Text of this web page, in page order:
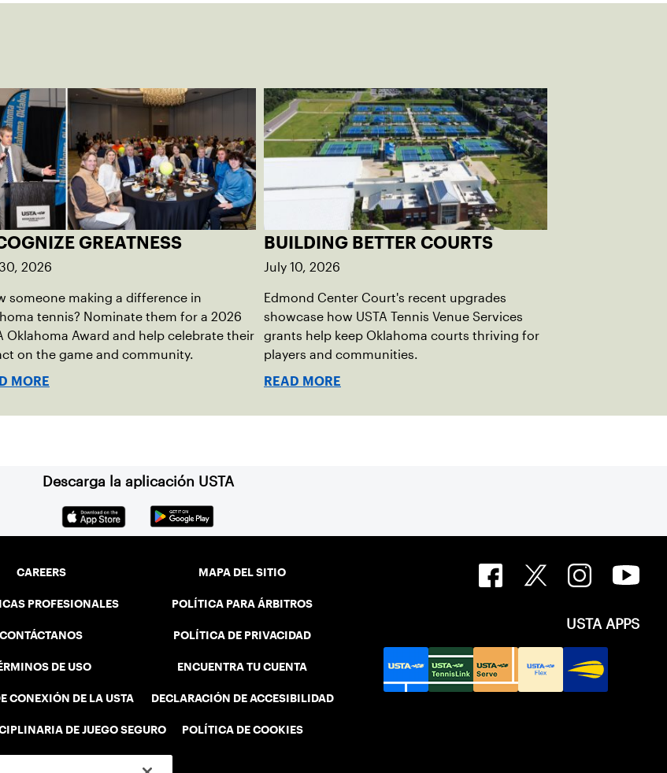
GREATNESS
2026
someone making a difference in
tennis? Nominate them for a 2026
Oklahoma Award and help celebrate their
on the game and community.
MORE
BUILDING BETTER COURTS
July 10, 2026
Edmond Center Court's recent upgrades
showcase how USTA Tennis Venue Services
grants help keep Oklahoma courts thriving for
players and communities.
READ MORE
Descarga la aplicación USTA
CAREERS
PROFESIONALES
CONTÁCTANOS
DE USO
CONEXIÓN DE LA USTA
DE JUEGO SEGURO
MAPA DEL SITIO
POLÍTICA PARA ÁRBITROS
POLÍTICA DE PRIVACIDAD
ENCUENTRA TU CUENTA
DECLARACIÓN DE ACCESIBILIDAD
POLÍTICA DE COOKIES
USTA APPS